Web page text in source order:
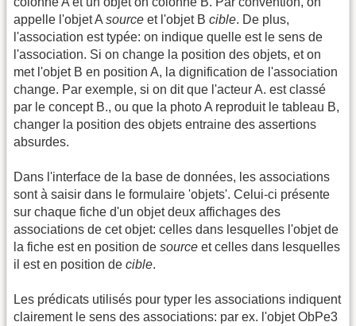
appelle l'objet A source et l'objet B cible. De plus,
l'association est typée: on indique quelle est le sens de
l'association. Si on change la position des objets, et on
met l'objet B en position A, la dignification de l'association
change. Par exemple, si on dit que l'acteur A. est classé
par le concept B., ou que la photo A reproduit le tableau B,
changer la position des objets entraine des assertions
absurdes.
Dans l'interface de la base de données, les associations
sont à saisir dans le formulaire 'objets'. Celui-ci présente
sur chaque fiche d'un objet deux affichages des
associations de cet objet: celles dans lesquelles l'objet de
la fiche est en position de source et celles dans lesquelles
il est en position de cible.
Les prédicats utilisés pour typer les associations indiquent
clairement le sens des associations: par ex. l'objet ObPe3